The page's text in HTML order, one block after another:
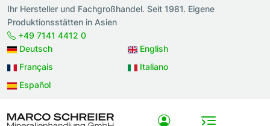
Ihr Hersteller und Fachgroßhandel. Seit 1981. Eigene
Produktionsstätten in Asien
+49 7141 4412 0
Deutsch
English
Français
Italiano
Español